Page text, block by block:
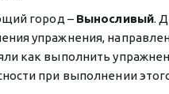
город – Выносливый.
упражнения,
как выполнить
при выполнении